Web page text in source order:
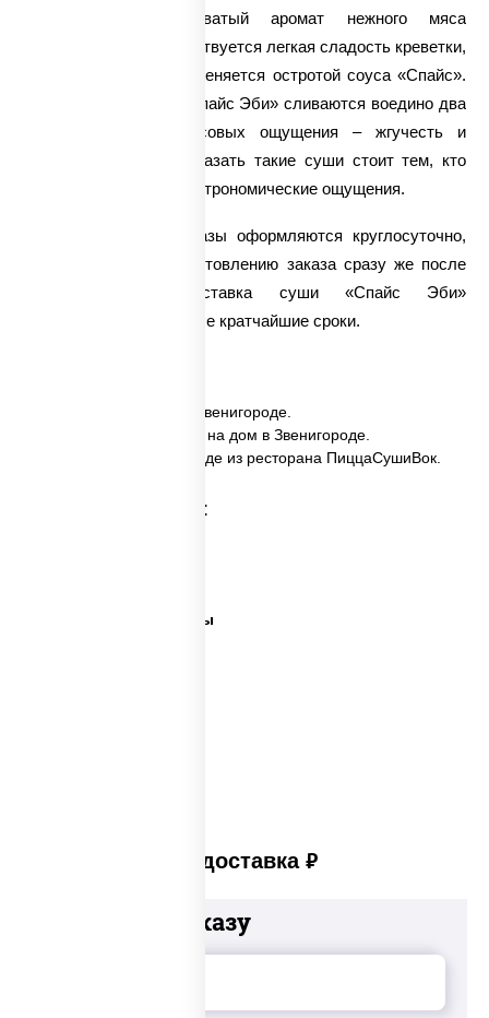
подчеркивает сладковатый аромат нежного мяса
креветки. Сначала чувствуется легкая сладость креветки,
которая постепенно оттеняется остротой соуса «Спайс».
Фактически, в суши «Спайс Эби» сливаются воедино два
противоположных вкусовых ощущения – жгучесть и
сладость. Поэтому заказать такие суши стоит тем, кто
ценит оригинальные гастрономические ощущения.
Нашей компанией заказы оформляются круглосуточно,
мы приступаем к приготовлению заказа сразу же после
его получения. Доставка суши «Спайс Эби»
осуществляется в самые кратчайшие сроки.
✅ Спайс эби заказать в Звенигороде.
✅ Спайс эби с доставкой на дом в Звенигороде.
✅ Спайс эби в Звенигороде из ресторана ПиццаСушиВок.
Категории товара:
Все виды суши и роллы
Платная доставка руб
Добавьте к заказу